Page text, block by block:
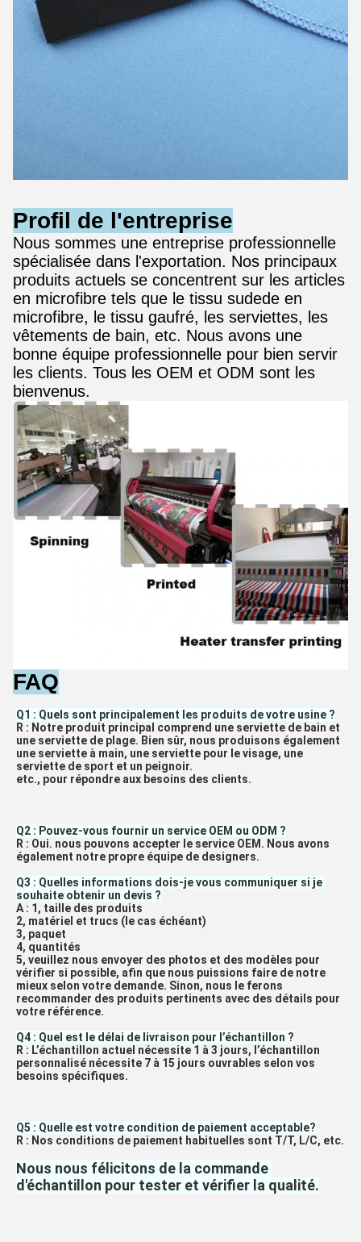
Profil de l'entreprise
Nous sommes une entreprise professionnelle
spécialisée dans l'exportation. Nos principaux
produits actuels se concentrent sur les articles
en microfibre tels que le tissu sudede en
microfibre, le tissu gaufré, les serviettes, les
vêtements de bain, etc. Nous avons une
bonne équipe professionnelle pour bien servir
les clients. Tous les OEM et ODM sont les
bienvenus.
FAQ
Q1 : Quels sont principalement les produits de votre usine ?
R : Notre produit principal comprend une serviette de bain et
une serviette de plage. Bien sûr, nous produisons également
une serviette à main, une serviette pour le visage, une
serviette de sport et un peignoir.
etc., pour répondre aux besoins des clients.
Q2 : Pouvez-vous fournir un service OEM ou ODM ?
R : Oui. nous pouvons accepter le service OEM. Nous avons
également notre propre équipe de designers.
Q3 : Quelles informations dois-je vous communiquer si je
souhaite obtenir un devis ?
A : 1, taille des produits
2, matériel et trucs (le cas échéant)
3, paquet
4, quantités
5, veuillez nous envoyer des photos et des modèles pour
vérifier si possible, afin que nous puissions faire de notre
mieux selon votre demande. Sinon, nous le ferons
recommander des produits pertinents avec des détails pour
votre référence.
Q4 : Quel est le délai de livraison pour l’échantillon ?
R : L’échantillon actuel nécessite 1 à 3 jours, l’échantillon
personnalisé nécessite 7 à 15 jours ouvrables selon vos
besoins spécifiques.
Q5 : Quelle est votre condition de paiement acceptable?
R : Nos conditions de paiement habituelles sont T/T, L/C, etc.
Nous nous félicitons de la commande
d'échantillon pour tester et vérifier la qualité.